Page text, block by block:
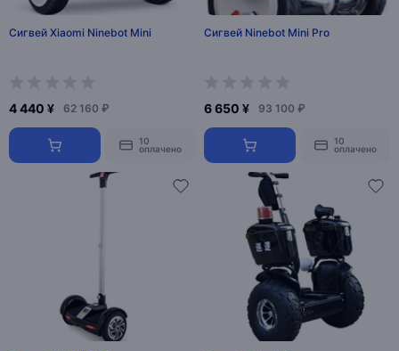
Сигвей Xiaomi Ninebot Mini
4 440 ¥ 62 160 ₽
10
оплачено
Сигвей Ninebot Mini Pro
6 650 ¥ 93 100 ₽
10
оплачено